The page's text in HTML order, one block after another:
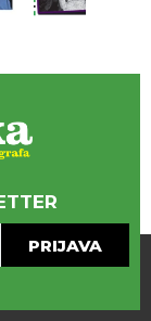
PRIJAVA